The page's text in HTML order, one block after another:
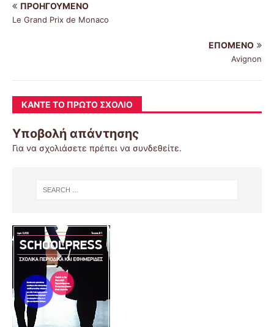
ΠΡΟΗΓΟΎΜΕΝΟ
Le Grand Prix de Monaco
ΕΠΌΜΕΝΟ
Avignon
ΚΆΝΤΕ ΤΟ ΠΡΏΤΟ ΣΧΌΛΙΟ
Υποβολή απάντησης
Για να σχολιάσετε πρέπει να συνδεθείτε.